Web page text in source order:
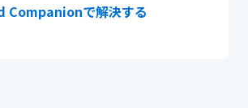
Companionで解決する